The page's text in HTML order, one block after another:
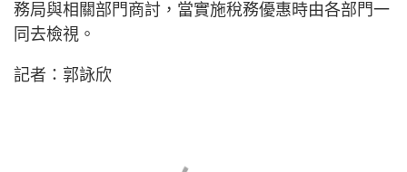
務局與相關部門商討，當實施稅務優惠時由各部門一
同去檢視。
記者：郭詠欣